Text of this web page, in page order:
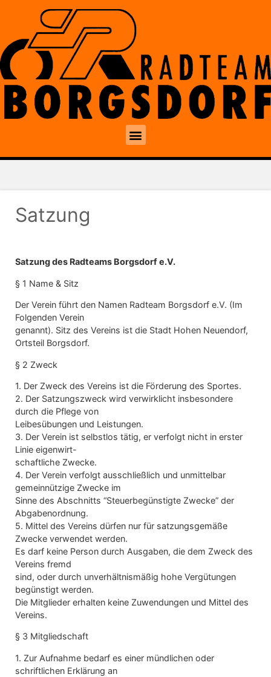
Satzung
Satzung des Radteams Borgsdorf e.V.
§ 1 Name & Sitz
Der Verein führt den Namen Radteam Borgsdorf e.V. (Im
Folgenden Verein
genannt). Sitz des Vereins ist die Stadt Hohen Neuendorf,
Ortsteil Borgsdorf.
§ 2 Zweck
1. Der Zweck des Vereins ist die Förderung des Sportes.
2. Der Satzungszweck wird verwirklicht insbesondere
durch die Pflege von
Leibesübungen und Leistungen.
3. Der Verein ist selbstlos tätig, er verfolgt nicht in erster
Linie eigenwirt-
schaftliche Zwecke.
4. Der Verein verfolgt ausschließlich und unmittelbar
gemeinnützige Zwecke im
Sinne des Abschnitts “Steuerbegünstigte Zwecke” der
Abgabenordnung.
5. Mittel des Vereins dürfen nur für satzungsgemäße
Zwecke verwendet werden.
Es darf keine Person durch Ausgaben, die dem Zweck des
Vereins fremd
sind, oder durch unverhältnismäßig hohe Vergütungen
begünstigt werden.
Die Mitglieder erhalten keine Zuwendungen und Mittel des
Vereins.
§ 3 Mitgliedschaft
1. Zur Aufnahme bedarf es einer mündlichen oder
schriftlichen Erklärung an